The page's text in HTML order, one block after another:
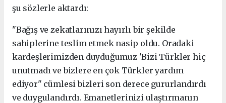
şu sözlerle aktardı:
"Bağış ve zekatlarınızı hayırlı bir şekilde
sahiplerine teslim etmek nasip oldu. Oradaki
kardeşlerimizden duyduğumuz 'Bizi Türkler hiç
unutmadı ve bizlere en çok Türkler yardım
ediyor" cümlesi bizleri son derece gururlandırdı
ve duygulandırdı. Emanetlerinizi ulaştırmanın